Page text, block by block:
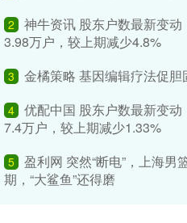
2
神牛资讯 股东户数最新变
3.98万户，较上期减少4.8%
3 金橘策略 基因编辑疗法促胆
4 优配中国 股东户数最新变
7.4万户，较上期减少1.33%
5 盈利网 突然“断电”，上海
期，“大鲨鱼”还得磨